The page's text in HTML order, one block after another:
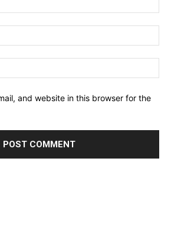
and website in this browser for the